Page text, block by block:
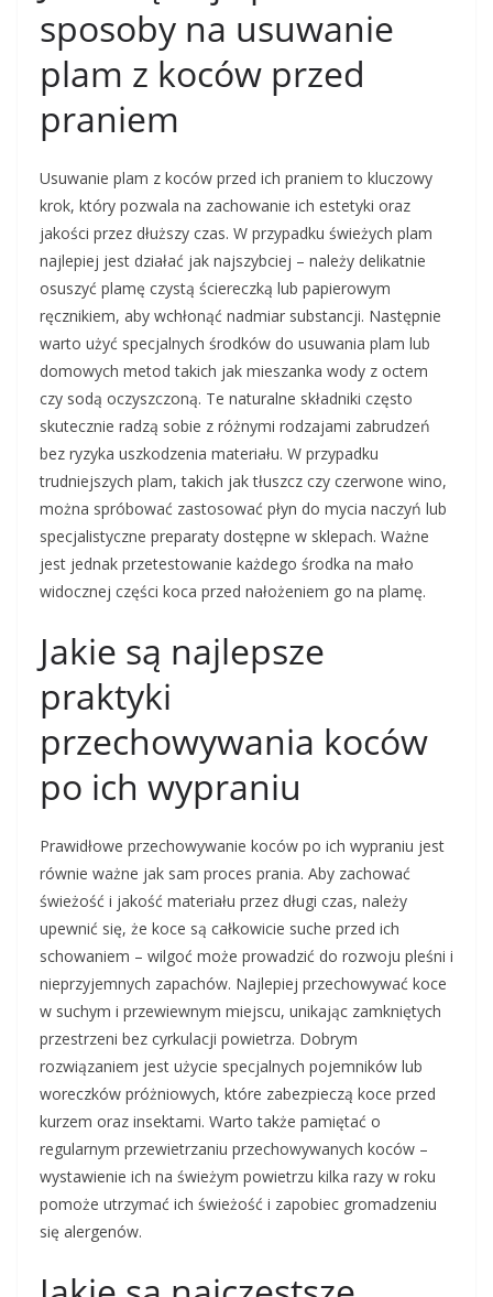
sposoby na usuwanie
plam z koców przed
praniem
Usuwanie plam z koców przed ich praniem to kluczowy
krok, który pozwala na zachowanie ich estetyki oraz
jakości przez dłuższy czas. W przypadku świeżych plam
najlepiej jest działać jak najszybciej – należy delikatnie
osuszyć plamę czystą ściereczką lub papierowym
ręcznikiem, aby wchłonąć nadmiar substancji. Następnie
warto użyć specjalnych środków do usuwania plam lub
domowych metod takich jak mieszanka wody z octem
czy sodą oczyszczoną. Te naturalne składniki często
skutecznie radzą sobie z różnymi rodzajami zabrudzeń
bez ryzyka uszkodzenia materiału. W przypadku
trudniejszych plam, takich jak tłuszcz czy czerwone wino,
można spróbować zastosować płyn do mycia naczyń lub
specjalistyczne preparaty dostępne w sklepach. Ważne
jest jednak przetestowanie każdego środka na mało
widocznej części koca przed nałożeniem go na plamę.
Jakie są najlepsze
praktyki
przechowywania koców
po ich wypraniu
Prawidłowe przechowywanie koców po ich wypraniu jest
równie ważne jak sam proces prania. Aby zachować
świeżość i jakość materiału przez długi czas, należy
upewnić się, że koce są całkowicie suche przed ich
schowaniem – wilgoć może prowadzić do rozwoju pleśni i
nieprzyjemnych zapachów. Najlepiej przechowywać koce
w suchym i przewiewnym miejscu, unikając zamkniętych
przestrzeni bez cyrkulacji powietrza. Dobrym
rozwiązaniem jest użycie specjalnych pojemników lub
woreczków próżniowych, które zabezpieczą koce przed
kurzem oraz insektami. Warto także pamiętać o
regularnym przewietrzaniu przechowywanych koców –
wystawienie ich na świeżym powietrzu kilka razy w roku
pomoże utrzymać ich świeżość i zapobiec gromadzeniu
się alergenów.